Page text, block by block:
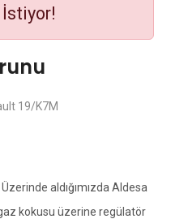
İstiyor!
19/K7M
aldığımızda Aldesa
gaz kokusu üzerine regülatör